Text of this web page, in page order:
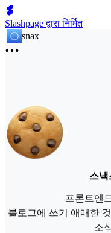
Slashpage द्वारा निर्मित
snax
스낵
프론트엔
블로그에 쓰기 애매한
소